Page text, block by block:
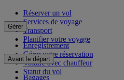
Réserver un vol
Services de voyage
Transport
Planifier votre voyage
Gérer
Enregistrement
Gérer votre réservation
Voiture avec chauffeur
Statut du vol
Avant le départ
Bagages